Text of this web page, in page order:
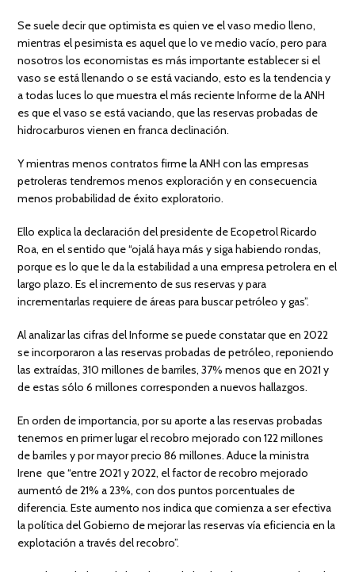
Se suele decir que optimista es quien ve el vaso medio lleno,
mientras el pesimista es aquel que lo ve medio vacío, pero para
nosotros los economistas es más importante establecer si el
vaso se está llenando o se está vaciando, esto es la tendencia y
a todas luces lo que muestra el más reciente Informe de la ANH
es que el vaso se está vaciando, que las reservas probadas de
hidrocarburos vienen en franca declinación.
Y mientras menos contratos firme la ANH con las empresas
petroleras tendremos menos exploración y en consecuencia
menos probabilidad de éxito exploratorio.
Ello explica la declaración del presidente de Ecopetrol Ricardo
Roa, en el sentido que “ojalá haya más y siga habiendo rondas,
porque es lo que le da la estabilidad a una empresa petrolera en el
largo plazo. Es el incremento de sus reservas y para
incrementarlas requiere de áreas para buscar petróleo y gas”.
Al analizar las cifras del Informe se puede constatar que en 2022
se incorporaron a las reservas probadas de petróleo, reponiendo
las extraídas, 310 millones de barriles, 37% menos que en 2021 y
de estas sólo 6 millones corresponden a nuevos hallazgos.
En orden de importancia, por su aporte a las reservas probadas
tenemos en primer lugar el recobro mejorado con 122 millones
de barriles y por mayor precio 86 millones. Aduce la ministra
Irene que “entre 2021 y 2022, el factor de recobro mejorado
aumentó de 21% a 23%, con dos puntos porcentuales de
diferencia. Este aumento nos indica que comienza a ser efectiva
la política del Gobierno de mejorar las reservas vía eficiencia en la
explotación a través del recobro”.